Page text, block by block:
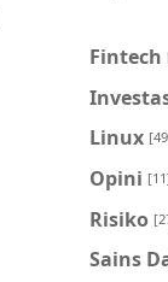
Fintech
Linux
Opini
Risiko
Sains